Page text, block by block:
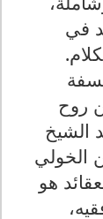
في
روح
الشيخ
الخولي
هو